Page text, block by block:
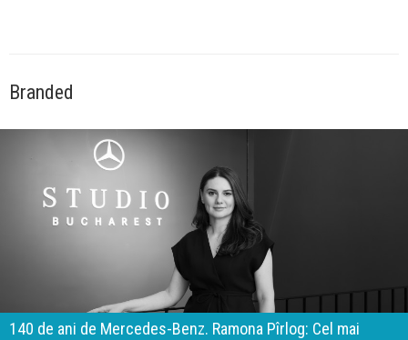
Branded
140 de ani de Mercedes-Benz. Ramona Pîrlog: Cel mai